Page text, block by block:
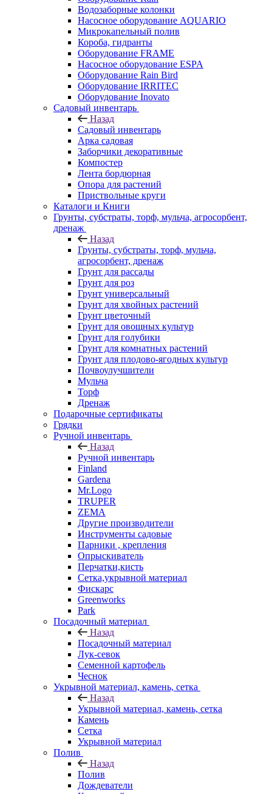
Водозаборные колонки
Насосное оборудование AQUARIO
Микрокапельный полив
Короба, гидранты
Оборудование FRAME
Насосное оборудование ESPA
Оборудование Rain Bird
Оборудование IRRITEC
Оборудование Inovato
Садовый инвентарь
Назад
Садовый инвентарь
Арка садовая
Заборчики декоративные
Компостер
Лента бордюрная
Опора для растений
Приствольные круги
Каталоги и Книги
Грунты, субстраты, торф, мульча, агросорбент,
дренаж
Назад
Грунты, субстраты, торф, мульча,
агросорбент, дренаж
Грунт для рассады
Грунт для роз
Грунт универсальный
Грунт для хвойных растений
Грунт цветочный
Грунт для овощных культур
Грунт для голубики
Грунт для комнатных растений
Грунт для плодово-ягодных культур
Почвоулучшители
Мульча
Торф
Дренаж
Подарочные сертификаты
Грядки
Ручной инвентарь
Назад
Ручной инвентарь
Finland
Gardena
Mr.Logo
TRUPER
ZEMA
Другие производители
Инструменты садовые
Парники , крепления
Опрыскиватель
Перчатки,кисть
Сетка,укрывной материал
Фискарс
Greenworks
Park
Посадочный материал
Назад
Посадочный материал
Лук-севок
Семенной картофель
Чеснок
Укрывной материал, камень, сетка
Назад
Укрывной материал, камень, сетка
Камень
Сетка
Укрывной материал
Полив
Назад
Полив
Дождеватели